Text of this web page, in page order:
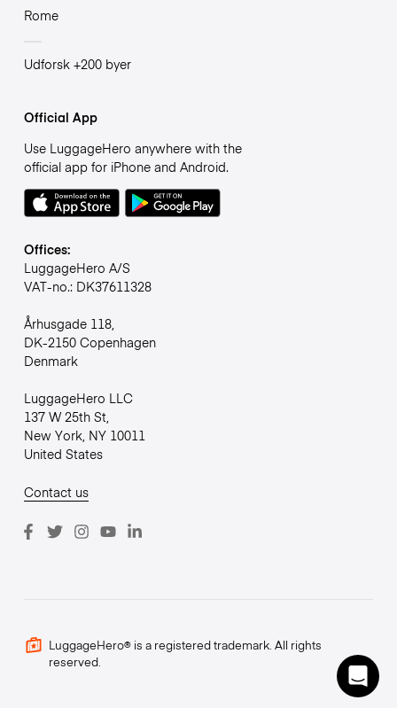
Rome
Udforsk +200 byer
Official App
Use LuggageHero anywhere with the
official app for iPhone and Android.
Offices:
LuggageHero A/S
VAT-no.: DK37611328
Århusgade 118,
DK-2150 Copenhagen
Denmark
LuggageHero LLC
137 W 25th St,
New York, NY 10011
United States
Contact us
LuggageHero® is a registered trademark. All rights
reserved.